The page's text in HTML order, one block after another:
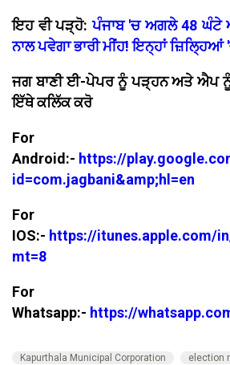
ਇਹ ਵੀ ਪੜ੍ਹੋ:ਪੰਜਾਬ 'ਚ ਅਗਲੇ 48 ਘੰਟੇ
ਨਾਲ ਪਵੇਗਾ ਭਾਰੀ ਮੀਂਹ! ਇਨ੍ਹਾਂ
ਜਗ ਬਾਣੀ ਈ-ਪੇਪਰ ਨੂੰ ਪੜ੍ਹਨ ਅਤੇ ਐਪ
ਇੱਥੇ ਕਲਿੱਕ ਕਰੋ
For
Android:- https://
id=com.jagbani&amp;hl=en
For
IOS:- https://itunes.apple.com/
mt=8
For
Whatsapp:- https://
Kapurthala Municipal Corporation
election